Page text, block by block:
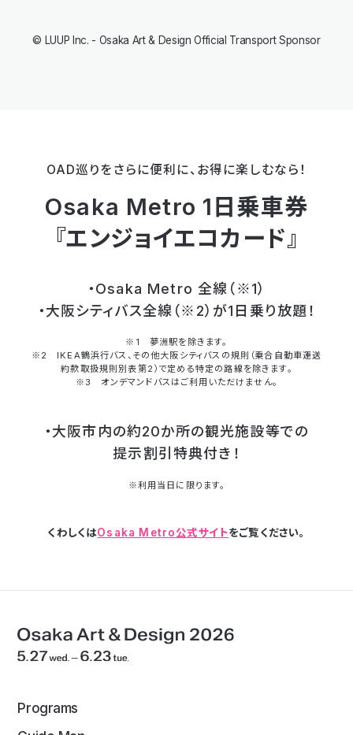
© LUUP Inc. - Osaka Art & Design Official Transport Sponsor
OAD巡りをさらに便利に、お得に楽しむなら！
Osaka Metro 1日乗車券
『エンジョイエコカード』
・Osaka Metro 全線（※1）
・大阪シティバス全線（※2）が1日乗り放題！
※1 夢洲駅を除きます。
※2 IKEA鶴浜行バス、その他大阪シティバスの規則（乗合自動車運送
約款取扱規則別表第2）で定める特定の路線を除きます。
※3 オンデマンドバスはご利用いただけません。
・大阪市内の約20か所の観光施設等での
提示割引特典付き！
※利用当日に限ります。
くわしくはOsaka Metro公式サイトをご覧ください。
Programs